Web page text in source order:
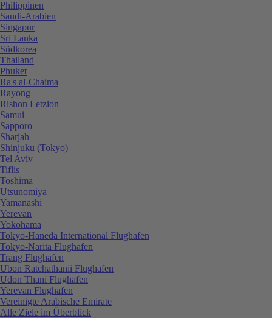
Philippinen
Saudi-Arabien
Singapur
Sri Lanka
Südkorea
Thailand
Phuket
Ra's al-Chaima
Rayong
Rishon Letzion
Samui
Sapporo
Sharjah
Shinjuku (Tokyo)
Tel Aviv
Tiflis
Toshima
Utsunomiya
Yamanashi
Yerevan
Yokohama
Tokyo-Haneda International Flughafen
Tokyo-Narita Flughafen
Trang Flughafen
Ubon Ratchathanii Flughafen
Udon Thani Flughafen
Yerevan Flughafen
Vereinigte Arabische Emirate
Alle Ziele im Überblick